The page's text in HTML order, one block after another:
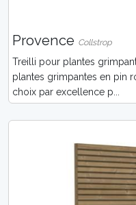
Provence Collstrop
Treilli pour plantes
plantes grimpantes en pin
choix par excellence p...